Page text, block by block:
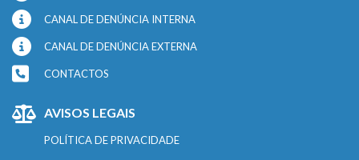
CANAL DE DENÚNCIA INTERNA
CANAL DE DENÚNCIA EXTERNA
CONTACTOS
AVISOS LEGAIS
POLÍTICA DE PRIVACIDADE